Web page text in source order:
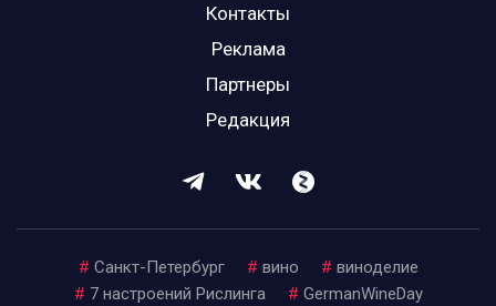
Контакты
Реклама
Партнеры
Редакция
# Санкт-Петербург # вино # виноделие
# 7 настроений Рислинга # GermanWineDay